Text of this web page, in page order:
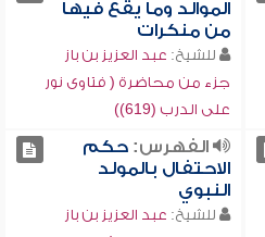
الموالد وما يقع فيها
من منكرات
للشيخ: عبد العزيز بن باز
جزء من محاضرة ( فتاوى نور
على الدرب (619))
الفهرس:حكم
الاحتفال بالمولد
النبوي
للشيخ: عبد العزيز بن باز